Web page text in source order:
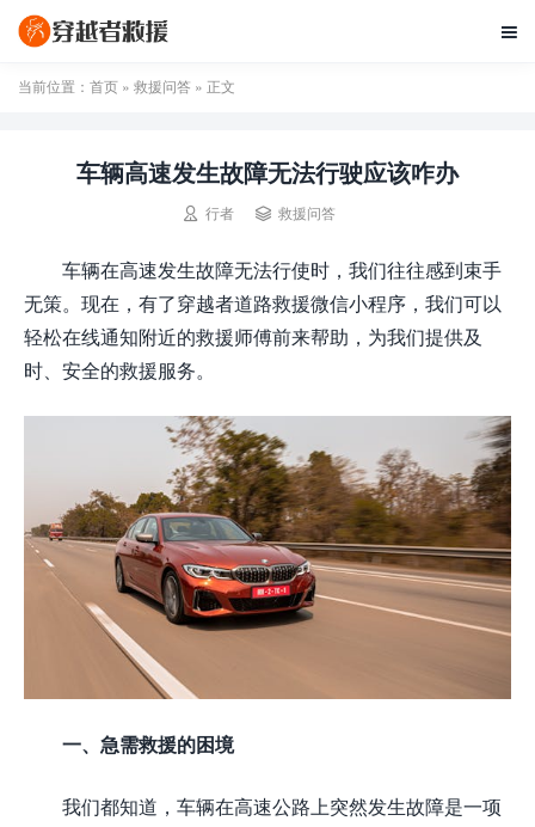

当前位置： 首页 » 救援问答 » 正文
车辆高速发生故障无法行驶应该咋办
 行者  救援问答
车辆在高速发生故障无法行使时，我们往往感到束手
无策。现在，有了穿越者道路救援微信小程序，我们可以
轻松在线通知附近的救援师傅前来帮助，为我们提供及
时、安全的救援服务。
一、急需救援的困境
我们都知道，车辆在高速公路上突然发生故障是一项